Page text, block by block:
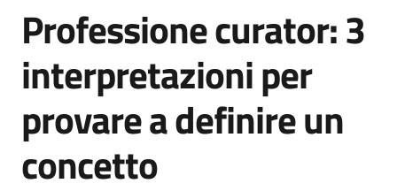
Archivio
storico
Conservazione
Salta al contenuto
Professione curator: 3
interpretazioni per
provare a definire un
concetto